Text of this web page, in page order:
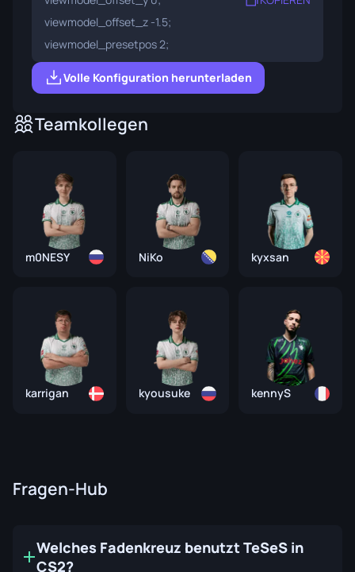
viewmodel_offset_z -1.5;
viewmodel_presetpos 2;
Volle Konfiguration herunterladen
Teamkollegen
m0NESY NiKo kyxsan
karrigan kyousuke kennyS
Fragen-Hub
Welches Fadenkreuz benutzt TeSeS in
CS2?